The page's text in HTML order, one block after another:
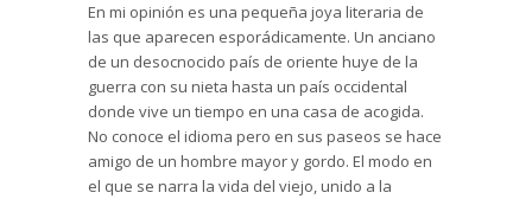
Bark, un ansia de amistad y de cariño, de modo
que se ven a diario en el banco de un parque.
La narración da dos giros inesperados que
ponen en peligro la armonía en la vida de Linh y
la amistad con Bark.
Preciosa novela, que puedo recomendar a
cualquiera.
En mi opinión es una pequeña joya literaria de
las que aparecen esporádicamente. Un anciano
de un desocnocido país de oriente huye de la
guerra con su nieta hasta un país occidental
donde vive un tiempo en una casa de acogida.
No conoce el idioma pero en sus paseos se hace
amigo de un hombre mayor y gordo. El modo en
el que se narra la vida del viejo, unido a la